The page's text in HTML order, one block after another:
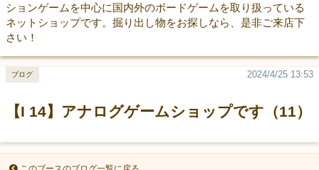
ションゲームを中心に国内外のボードゲームを取り扱っている
ネットショップです。掘り出し物をお探しなら、是非ご来店下
さい！
【I 14】アナログゲームショップです（11）
2024/4/25 13:53
ブログ